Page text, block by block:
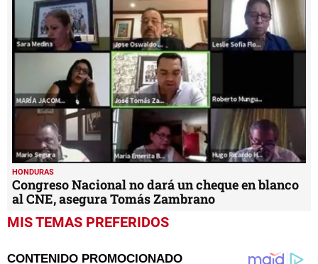
HONDURAS
Congreso Nacional no dará un cheque en blanco
al CNE, asegura Tomás Zambrano
MIS TEMAS PREFERIDOS